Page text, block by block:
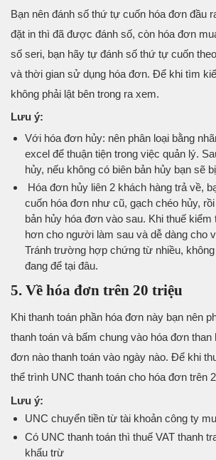
Bạn nên đánh số thứ tự cuốn hóa đơn đầu
đặt in thì đã được đánh số, còn hóa đơn
số seri, bạn hãy tự đánh số thứ tự cuốn
và thời gian sử dụng hóa đơn. Để khi tìm
không phải lật bên trong ra xem.
Lưu ý:
Với hóa đơn hủy: nên phân loại bằng
excel để thuận tiện trong việc quản lý.
hủy, nếu không có biên bản hủy bạn sẽ
Hóa đơn hủy liên 2 khách hàng trả về,
cuốn hóa đơn như cũ, gạch chéo hủy,
bản hủy hóa đơn vào sau. Khi thuế kiểm
hơn cho người làm sau và dễ dàng cho
Tránh trường hợp chứng từ nhiều,
đang để tại đâu.
5. Về hóa đơn trên 20 triệu
Khi thanh toán phần hóa đơn này bạn nên
thanh toán và bấm chung vào hóa đơn than
đơn nào thanh toán vào ngày nào. Để khi
thể trình UNC thanh toán cho hóa đơn trên
Lưu ý:
UNC chuyển tiền từ tài khoản công ty
Có UNC thanh toán thì thuế VAT thanh
khấu trừ